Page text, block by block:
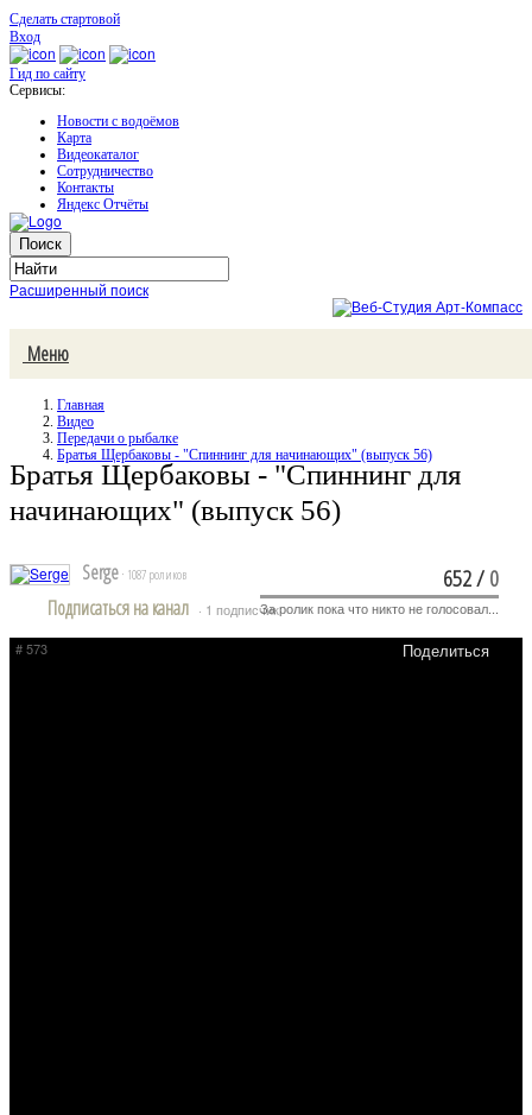
Сделать стартовой
Вход
Гид по сайту
Сервисы:
Новости с водоёмов
Карта
Видеокаталог
Сотрудничество
Контакты
Яндекс Отчёты
Расширенный поиск
Меню
Главная
Видео
Передачи о рыбалке
Братья Щербаковы - "Спиннинг для начинающих" (выпуск 56)
Братья Щербаковы - "Спиннинг для
начинающих" (выпуск 56)
Serge · 1087 роликов
Подписаться на канал · 1 подписчик
# 573 Поделиться
652/0
За ролик пока что никто не голосовал...